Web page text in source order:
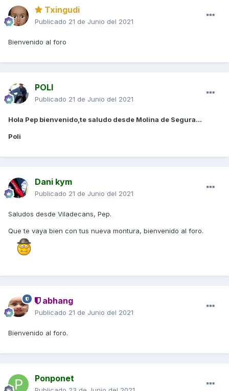
Txingudi
Publicado 21 de Junio del 2021
Bienvenido al foro
POLI
Publicado 21 de Junio del 2021
Hola Pep bienvenido,te saludo desde Molina de Segura...
Poli
Dani kym
Publicado 21 de Junio del 2021
Saludos desde Viladecans, Pep.
Que te vaya bien con tus nueva montura, bienvenido al foro.
abhang
Publicado 21 de Junio del 2021
Bienvenido al foro.
Ponponet